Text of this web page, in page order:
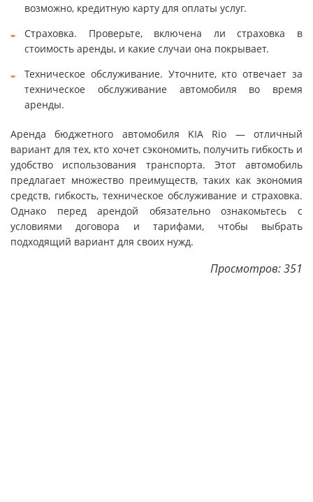
возможно, кредитную карту для оплаты услуг.
Страховка. Проверьте, включена ли страховка в
стоимость аренды, и какие случаи она покрывает.
Техническое обслуживание. Уточните, кто отвечает за
техническое обслуживание автомобиля во время
аренды.
Аренда бюджетного автомобиля KIA Rio — отличный
вариант для тех, кто хочет сэкономить, получить гибкость и
удобство использования транспорта. Этот автомобиль
предлагает множество преимуществ, таких как экономия
средств, гибкость, техническое обслуживание и страховка.
Однако перед арендой обязательно ознакомьтесь с
условиями договора и тарифами, чтобы выбрать
подходящий вариант для своих нужд.
Просмотров: 351